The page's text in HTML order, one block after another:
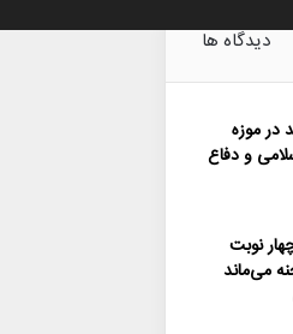
دیدگاه ها
در موزه
و دفاع
نوبت
می‌ماند